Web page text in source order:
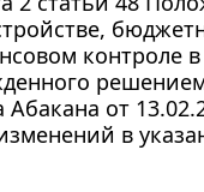
контроле
Абакана от
в